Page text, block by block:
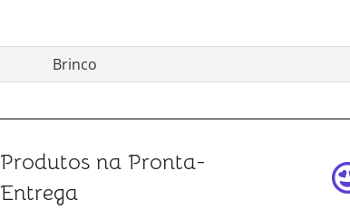
Brinco
Produtos na Pronta-
Entrega